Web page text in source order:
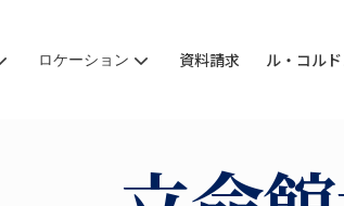
ロケーション 資料請求 ル・コル